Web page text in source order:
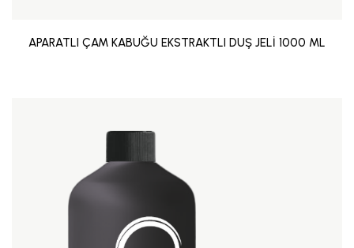
APARATLI ÇAM KABUĞU EKSTRAKTLI DUŞ JELİ 1000 ML